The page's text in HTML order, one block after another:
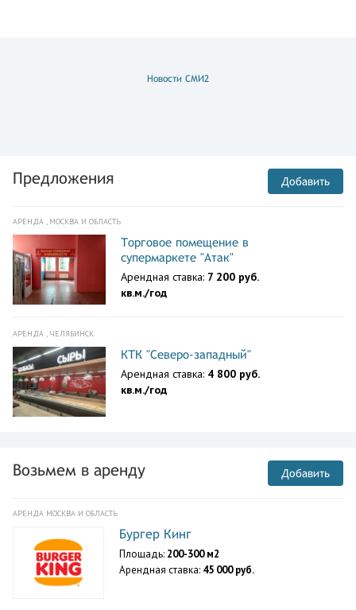
Новости СМИ2
Предложения Добавить
АРЕНДА , МОСКВА И ОБЛАСТЬ
Торговое помещение в
супермаркете "Атак"
Арендная ставка: 7 200 руб.
кв.м./год
АРЕНДА , ЧЕЛЯБИНСК
КТК "Северо-западный"
Арендная ставка: 4 800 руб.
кв.м./год
Возьмем в аренду Добавить
АРЕНДА МОСКВА И ОБЛАСТЬ
Бургер Кинг
Площадь: 200-300 м2
Арендная ставка: 45 000 руб.